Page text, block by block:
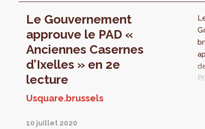
Le Gouvernement
approuve le PAD «
Anciennes Casernes
d’Ixelles » en 2e
lecture
Usquare.brussels
10 juillet 2020